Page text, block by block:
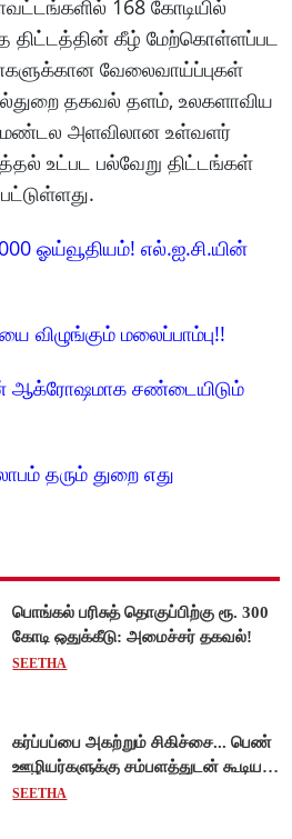
168 கோடியில்
திட்டத்தின் கீழ் மேற்கொள்ளப்பட
வேலைவாய்ப்புகள்
தகவல் தளம், உலகளாவிய
மண்டல அளவிலான உள்வளர்
உட்பட பல்வேறு திட்டங்கள்
ஓய்வூதியம்! எல்.ஐ.சி.யின்
விழுங்கும் மலைப்பாம்பு!!
ஆக்ரோஷமாக சண்டையிடும்
தரும் துறை எது
பொங்கல் பரிசுத் தொகுப்பிற்கு ரூ. 300
கோடி ஒதுக்கீடு: அமைச்சர் தகவல்!
SEETHA
கர்ப்பப்பை அகற்றும் சிகிச்சை... பெண்
ஊழியர்களுக்கு சம்பளத்துடன் கூடிய
விடுப்பு - உயர்நீதிமன்றம் அதிரடி
SEETHA